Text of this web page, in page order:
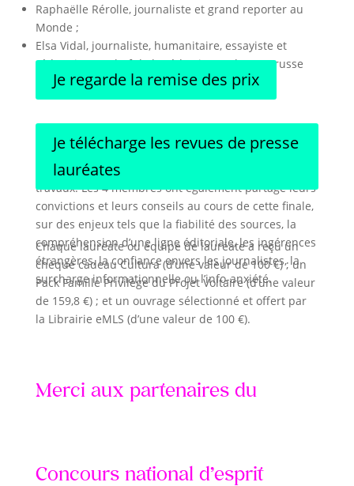
Raphaëlle Rérolle, journaliste et grand reporter au
Monde ;
Elsa Vidal, journaliste, humanitaire, essayiste et
rédactrice en chef de la rédaction en langue russe
de RFI.
Le jury a souligné l’originalité, la profondeur des
analyses et l’engagement des participants dans leurs
travaux. Les 4 membres ont également partagé leurs
convictions et leurs conseils au cours de cette finale,
sur des enjeux tels que la fiabilité des sources, la
compréhension d’une ligne éditoriale, les ingérences
étrangères, la confiance envers les journalistes, la
surcharge informationnelle ou l’info-anxiété.
Je regarde la remise des prix
Je télécharge les revues de presse
lauréates
Chaque lauréate ou équipe de lauréate a reçu un
chèque cadeau Cultura (d’une valeur de 100 €) ; un
Pack Famille Privilège du Projet Voltaire (d’une valeur
de 159,8 €) ; et un ouvrage sélectionné et offert par
la Librairie eMLS (d’une valeur de 100 €).
Merci aux partenaires du
Concours national d’esprit